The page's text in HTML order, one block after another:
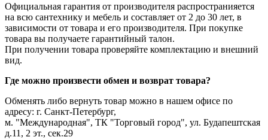
Официальная гарантия от производителя распространияется
на всю сантехнику и мебель и составляет от 2 до 30 лет, в
зависимости от товара и его производителя. При покупке
товара вы получаете гарантийный талон.
При получении товара проверяйте комплектацию и внешний
вид.
Где можно произвести обмен и возврат товара?
Обменять либо вернуть товар можно в нашем офисе по
адресу: г. Санкт-Петербург,
м. "Международная", ТК "Торговый город", ул. Будапештская
д.11, 2 эт., сек.29